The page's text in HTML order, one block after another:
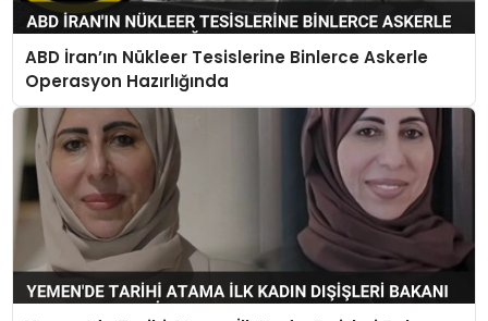
ABD İran’ın Nükleer Tesislerine Binlerce Askerle
Operasyon Hazırlığında